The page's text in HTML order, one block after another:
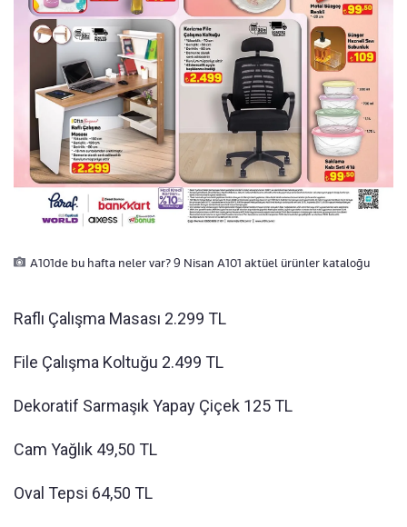
A101de bu hafta neler var? 9 Nisan A101 aktüel ürünler kataloğu
Raflı Çalışma Masası 2.299 TL
File Çalışma Koltuğu 2.499 TL
Dekoratif Sarmaşık Yapay Çiçek 125 TL
Cam Yağlık 49,50 TL
Oval Tepsi 64,50 TL